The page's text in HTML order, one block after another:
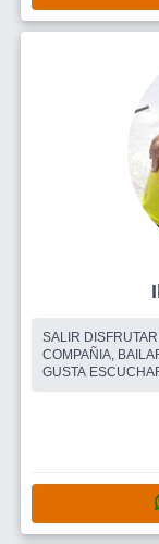
SALIR
COMPAÑIA,
GUSTA